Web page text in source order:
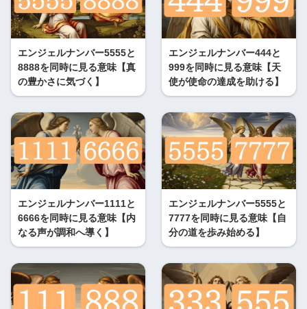
エンジェルナンバー5555と
8888を同時に見る意味【真
の豊かさに気づく】
エンジェルナンバー444と
999を同時に見る意味【天
使が使命の達成を助ける】
エンジェルナンバー1111と
6666を同時に見る意味【内
なる声が調和へ導く】
エンジェルナンバー5555と
7777を同時に見る意味【自
分の道を歩み始める】